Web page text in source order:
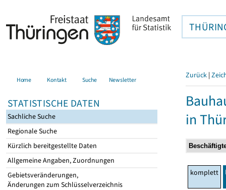
Home Kontakt Suche Newsletter
STATISTISCHE DATEN
Sachliche Suche
Regionale Suche
Kürzlich bereitgestellte Daten
Allgemeine Angaben, Zuordnungen
Gebietsveränderungen,
Änderungen zum Schlüsselverzeichnis
Zurück |
in
komplett